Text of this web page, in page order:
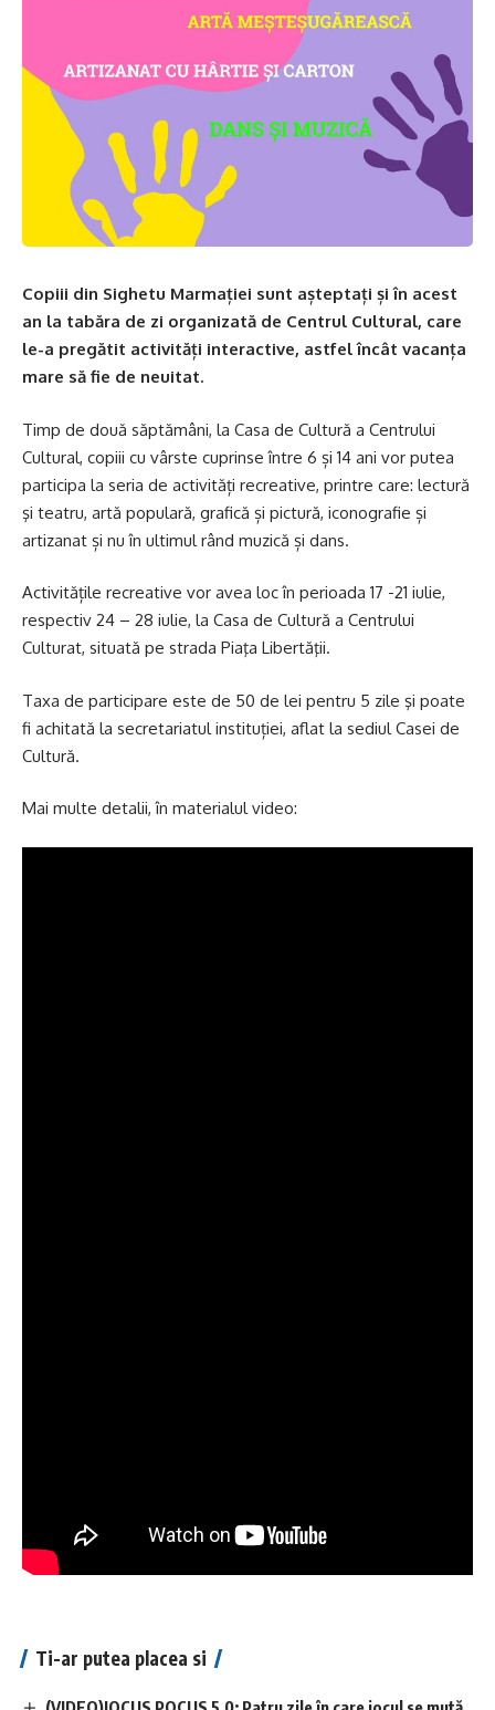
Copiii din Sighetu Marmației sunt așteptați și în acest
an la tabăra de zi organizată de Centrul Cultural, care
le-a pregătit activități interactive, astfel încât vacanța
mare să fie de neuitat.
Timp de două săptămâni, la Casa de Cultură a Centrului
Cultural, copiii cu vârste cuprinse între 6 și 14 ani vor putea
participa la seria de activități recreative, printre care: lectură
şi teatru, artă populară, grafică și pictură, iconografie și
artizanat și nu în ultimul rând muzică și dans.
Activitățile recreative vor avea loc în perioada 17 -21 iulie,
respectiv 24 – 28 iulie, la Casa de Cultură a Centrului
Culturat, situată pe strada Piaţa Libertăţii.
Taxa de participare este de 50 de lei pentru 5 zile şi poate
fi achitată la secretariatul instituției, aflat la sediul Casei de
Cultură.
Mai multe detalii, în materialul video:
Ti-ar putea placea si